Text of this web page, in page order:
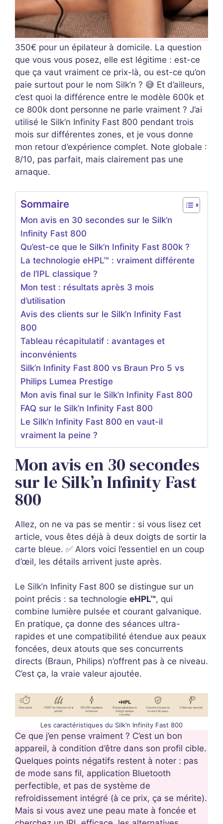
350€ pour un épilateur à domicile. La question
que vous vous posez, elle est légitime : est-ce
que ça vaut vraiment ce prix-là, ou est-ce qu’on
paie surtout pour le nom Silk’n ? 😅 Et d’ailleurs,
c’est quoi la différence entre le modèle 600k et
ce 800k dont personne ne parle vraiment ? J’ai
utilisé le Silk’n Infinity Fast 800 pendant trois
mois sur différentes zones, et je vous donne
mon retour d’expérience complet. Note globale :
8/10, pas parfait, mais clairement pas une
arnaque.
Sommaire
Mon avis en 30 secondes sur le Silk’n
Infinity Fast 800
Qu’est-ce que le Silk’n Infinity Fast 800k ?
La technologie eHPL™ : vraiment différente
de l’IPL classique ?
Mon test : résultats après 3 mois
d’utilisation
Avis des clients sur le Silk’n Infinity Fast
800
Tableau récapitulatif : avantages et
inconvénients
Silk’n Infinity Fast 800 vs Braun Pro 5 vs
Philips Lumea Prestige
Mon avis final sur le Silk’n Infinity Fast 800
FAQ sur le Silk’n Infinity Fast 800
Le Silk’n Infinity Fast 800 en vaut-il
vraiment la peine ?
Mon avis en 30 secondes
sur le Silk’n Infinity Fast
800
Allez, on ne va pas se mentir : si vous lisez cet
article, vous êtes déjà à deux doigts de sortir la
carte bleue. ✅ Alors voici l’essentiel en un coup
d’œil, les détails arrivent juste après.
Le Silk’n Infinity Fast 800 se distingue sur un
point précis : sa technologie eHPL™, qui
combine lumière pulsée et courant galvanique.
En pratique, ça donne des séances ultra-
rapides et une compatibilité étendue aux peaux
foncées, deux atouts que ses concurrents
directs (Braun, Philips) n’offrent pas à ce niveau.
C’est ça, la vraie valeur ajoutée.
Les caractéristiques du Silk’n Infinity Fast 800
Ce que j’en pense vraiment ? C’est un bon
appareil, à condition d’être dans son profil cible.
Quelques points négatifs restent à noter : pas
de mode sans fil, application Bluetooth
perfectible, et pas de système de
refroidissement intégré (à ce prix, ça se mérite).
Mais si vous avez une peau mate à foncée et